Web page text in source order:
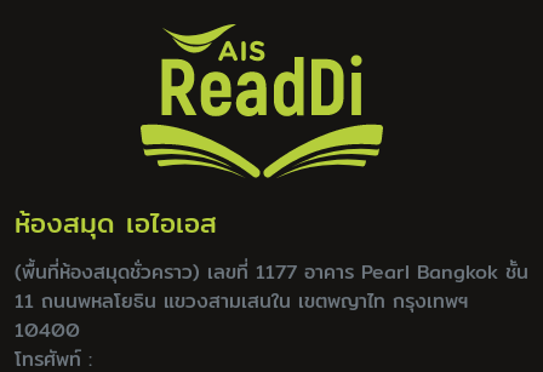
ห้องสมุด เอไอเอส
(พื้นที่ห้องสมุดชั่วคราว) เลขที่ 1177 อาคาร Pearl Bangkok ชั้น
11 ถนนพหลโยธิน แขวงสามเสนใน เขตพญาไท กรุงเทพฯ
10400
โทรศัพท์ :